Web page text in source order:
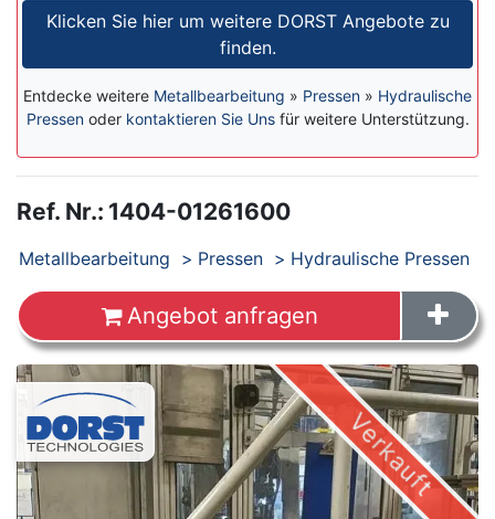
Klicken Sie hier um weitere DORST Angebote zu
finden.
Entdecke weitere Metallbearbeitung » Pressen » Hydraulische
Pressenoder kontaktieren Sie Unsfür weitere Unterstützung.
Ref. Nr.: 1404-01261600
Produkte
Metallbearbeitung Pressen Hydraulische Pressen
Angebot anfragen
Images
Verkauft